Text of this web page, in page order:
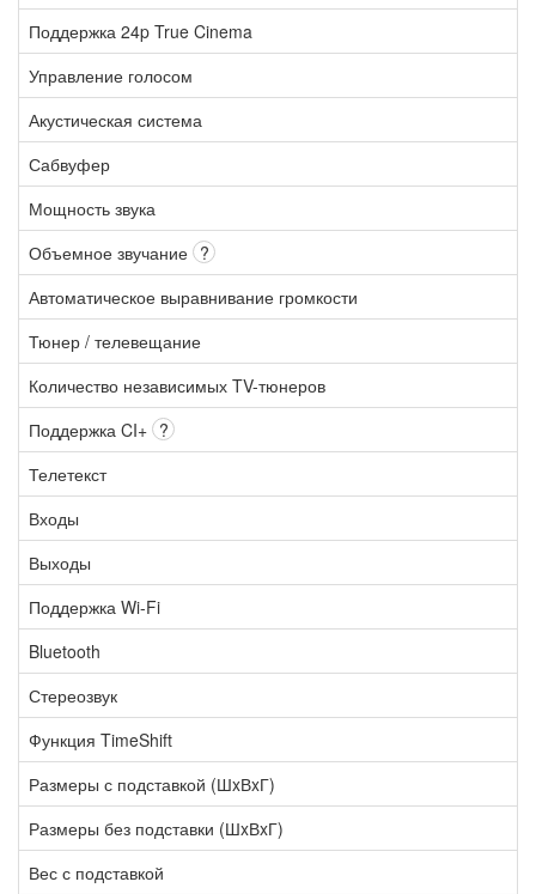
Поддержка 24p True Cinema
Управление голосом
Акустическая система
Сабвуфер
Мощность звука
Объемное звучание ?
Автоматическое выравнивание громкости
Тюнер / телевещание
Количество независимых TV-тюнеров
Поддержка CI+ ?
Телетекст
Входы
Выходы
Поддержка Wi-Fi
Bluetooth
Стереозвук
Функция TimeShift
Размеры с подставкой (ШxВxГ)
Размеры без подставки (ШxВxГ)
Вес с подставкой